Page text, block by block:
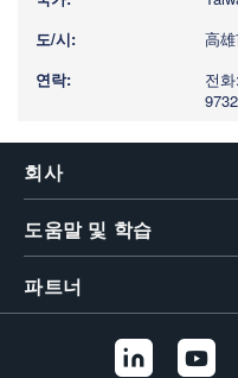
高
전
회사
도움말 및 학습
파트너